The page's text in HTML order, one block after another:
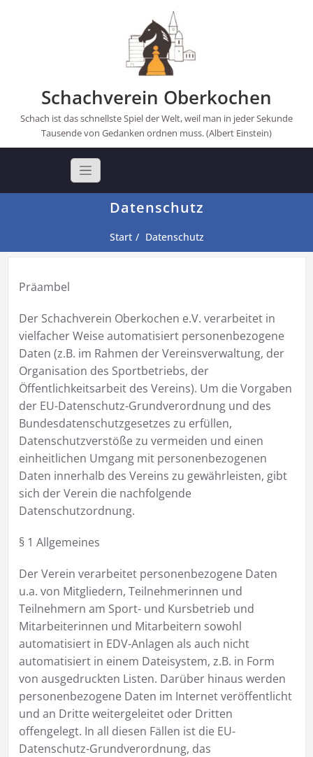
Schachverein Oberkochen
Schach ist das schnellste Spiel der Welt, weil man in jeder Sekunde
Tausende von Gedanken ordnen muss. (Albert Einstein)
Datenschutz
Start Datenschutz
Präambel
Der Schachverein Oberkochen e.V. verarbeitet in
vielfacher Weise automatisiert personenbezogene
Daten (z.B. im Rahmen der Vereinsverwaltung, der
Organisation des Sportbetriebs, der
Öffentlichkeitsarbeit des Vereins). Um die Vorgaben
der EU-Datenschutz-Grundverordnung und des
Bundesdatenschutzgesetzes zu erfüllen,
Datenschutzverstöße zu vermeiden und einen
einheitlichen Umgang mit personenbezogenen
Daten innerhalb des Vereins zu gewährleisten, gibt
sich der Verein die nachfolgende
Datenschutzordnung.
§ 1 Allgemeines
Der Verein verarbeitet personenbezogene Daten
u.a. von Mitgliedern, Teilnehmerinnen und
Teilnehmern am Sport- und Kursbetrieb und
Mitarbeiterinnen und Mitarbeitern sowohl
automatisiert in EDV-Anlagen als auch nicht
automatisiert in einem Dateisystem, z.B. in Form
von ausgedruckten Listen. Darüber hinaus werden
personenbezogene Daten im Internet veröffentlicht
und an Dritte weitergeleitet oder Dritten
offengelegt. In all diesen Fällen ist die EU-
Datenschutz-Grundverordnung, das